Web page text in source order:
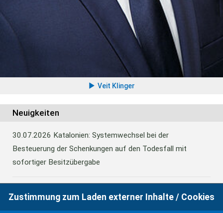
Veit Klinger
Neuigkeiten
30.07.2026 Katalonien: Systemwechsel bei der
Besteuerung der Schenkungen auf den Todesfall mit
sofortiger Besitzübergabe
30.07.2026Katalonien: Systemwechsel bei der
Besteuerung der Schenkungen auf den Todesfall mit
Zustimmung zum Laden externer Inhalte / Cookies